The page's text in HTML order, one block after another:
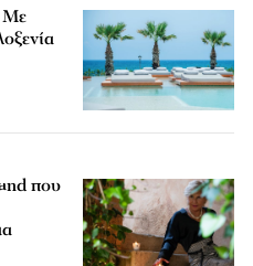
Με
που